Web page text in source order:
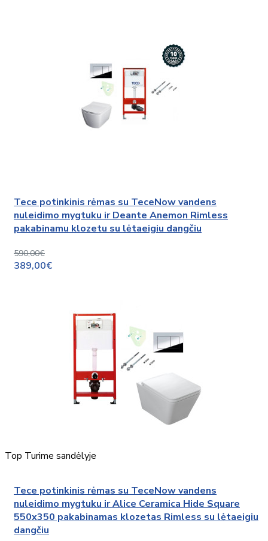
Tece potinkinis rėmas su TeceNow vandens
nuleidimo mygtuku ir Deante Anemon Rimless
pakabinamu klozetu su lėtaeigiu dangčiu
590,00€
389,00€
Top Turime sandėlyje
Tece potinkinis rėmas su TeceNow vandens
nuleidimo mygtuku ir Alice Ceramica Hide Square
550x350 pakabinamas klozetas Rimless su lėtaeigiu
dangčiu